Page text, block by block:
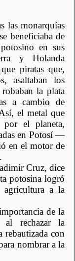
las monarquías
beneficiaba de
en sus
y Holanda
piratas que,
asaltaban los
la plata
a cambio de
el metal que
el planeta,
en Potosí —
en el motor de
Cruz, dice
potosina logró
agricultura a la
de la
al rechazar la
rebautizada con
nombrar a la